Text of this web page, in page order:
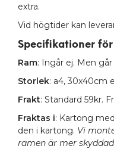
extra.
Vid högtider kan
Specifikationer
Ram: Ingår ej. Men
Storlek: a4, 30x40cm
Frakt: Standard 59kr.
Fraktas i: Kartong
den i kartong. Vi
ramen är mer